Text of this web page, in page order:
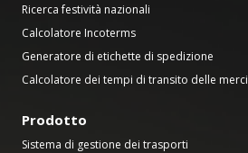
Ricerca festività nazionali
Calcolatore Incoterms
Generatore di etichette di spedizione
Calcolatore dei tempi di transito delle merci
Prodotto
Sistema di gestione dei trasporti